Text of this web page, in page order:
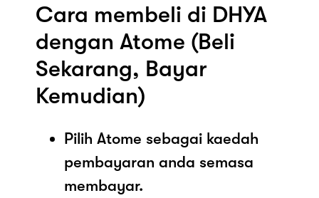
Cara membeli di DHYA
dengan Atome (Beli
Sekarang, Bayar
Kemudian)
Pilih Atome sebagai kaedah
pembayaran anda semasa
membayar.